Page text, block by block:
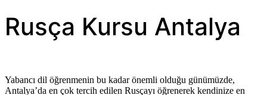
Rusça Kursu Antalya
Yabancı dil öğrenmenin bu kadar önemli olduğu günümüzde,
Antalya’da en çok tercih edilen Rusçayı öğrenerek kendinize en